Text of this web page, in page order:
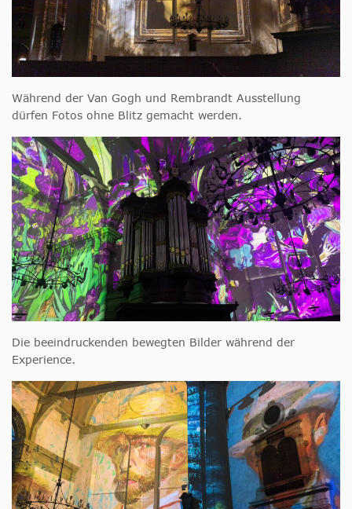
Während der Van Gogh und Rembrandt Ausstellung
dürfen Fotos ohne Blitz gemacht werden.
Die beeindruckenden bewegten Bilder während der
Experience.